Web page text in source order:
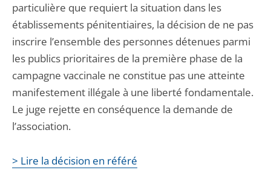
particulière que requiert la situation dans les
établissements pénitentiaires, la décision de ne pas
inscrire l’ensemble des personnes détenues parmi
les publics prioritaires de la première phase de la
campagne vaccinale ne constitue pas une atteinte
manifestement illégale à une liberté fondamentale.
Le juge rejette en conséquence la demande de
l’association.
> Lire la décision en référé